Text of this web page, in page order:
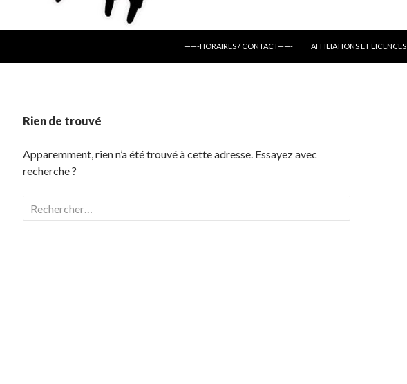
——-HORAIRES / CONTACT——-
AFFILIATIONS ET LICENCES
Rien de trouvé
Apparemment, rien n’a été trouvé à cette adresse. Essayez avec
recherche ?
Rechercher :